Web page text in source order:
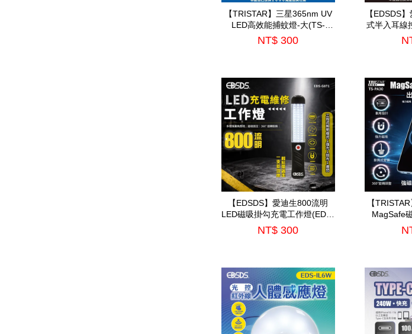
【TRISTAR】三星365nm UV
LED高效能捕蚊燈-大(TS-
MN09)
NT$ 300
【EDSDS
式半入耳線
【EDSDS】愛迪生800流明
LED磁吸掛勾充電工作燈(EDS-
G871)
NT$ 300
【
MagSafe